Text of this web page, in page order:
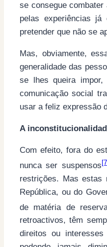
se consegue
pelas experiências
pretender que não se
Mas, obviamente,
generalidade das
se lhes queira
comunicação social
usar a feliz expressão
A
Com efeito, fora do
nunca ser suspensos
restrições. Mas estas
República, ou do
de matéria de
retroactivos, têm
direitos ou interesses